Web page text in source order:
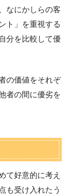
なにかしらの客
ト」を重視する
分を比較して優
の価値をそれぞ
者の間に優劣を
て好意的に考え
も受け入れたう